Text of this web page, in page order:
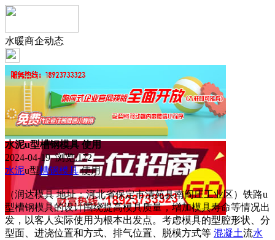
水暖商企动态
水泥u型槽钢模具 使用
2024-04-19 浏览:172
水泥u型槽钢模具使用
（润达模具 地址：河北省保定市清苑县南阎庄工业区）铁路u
型槽钢模具的设计围绕提高模具质量，增加模具寿命等情况出
发，以客人实际使用为根本出发点。考虑模具的型腔形状、分
型面、进浇位置和方式、排气位置、脱模方式等 混凝土流水